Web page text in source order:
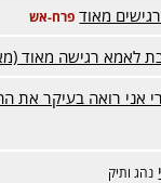
מאוד פרח-אש
לאמא רגישה מאוד
אני רואה בעיקר את
נהג ותיק